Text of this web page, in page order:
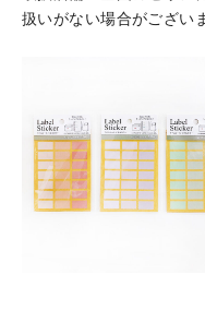
扱いがない場合がござい